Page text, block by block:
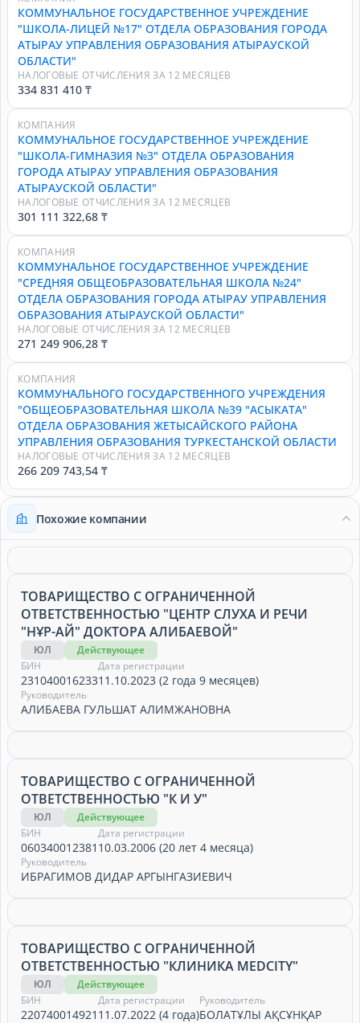
КОММУНАЛЬНОЕ ГОСУДАРСТВЕННОЕ УЧРЕЖДЕНИЕ
"ШКОЛА-ЛИЦЕЙ №17" ОТДЕЛА ОБРАЗОВАНИЯ ГОРОДА
АТЫРАУ УПРАВЛЕНИЯ ОБРАЗОВАНИЯ АТЫРАУСКОЙ
ОБЛАСТИ"
НАЛОГОВЫЕ ОТЧИСЛЕНИЯ ЗА 12 МЕСЯЦЕВ
334 831 410 ₸
КОМПАНИЯ
КОММУНАЛЬНОЕ ГОСУДАРСТВЕННОЕ УЧРЕЖДЕНИЕ
"ШКОЛА-ГИМНАЗИЯ №3" ОТДЕЛА ОБРАЗОВАНИЯ
ГОРОДА АТЫРАУ УПРАВЛЕНИЯ ОБРАЗОВАНИЯ
АТЫРАУСКОЙ ОБЛАСТИ"
НАЛОГОВЫЕ ОТЧИСЛЕНИЯ ЗА 12 МЕСЯЦЕВ
301 111 322,68 ₸
КОМПАНИЯ
КОММУНАЛЬНОЕ ГОСУДАРСТВЕННОЕ УЧРЕЖДЕНИЕ
"СРЕДНЯЯ ОБЩЕОБРАЗОВАТЕЛЬНАЯ ШКОЛА №24"
ОТДЕЛА ОБРАЗОВАНИЯ ГОРОДА АТЫРАУ УПРАВЛЕНИЯ
ОБРАЗОВАНИЯ АТЫРАУСКОЙ ОБЛАСТИ"
НАЛОГОВЫЕ ОТЧИСЛЕНИЯ ЗА 12 МЕСЯЦЕВ
271 249 906,28 ₸
КОМПАНИЯ
КОММУНАЛЬНОГО ГОСУДАРСТВЕННОГО УЧРЕЖДЕНИЯ
"ОБЩЕОБРАЗОВАТЕЛЬНАЯ ШКОЛА №39 "АСЫКАТА"
ОТДЕЛА ОБРАЗОВАНИЯ ЖЕТЫСАЙСКОГО РАЙОНА
УПРАВЛЕНИЯ ОБРАЗОВАНИЯ ТУРКЕСТАНСКОЙ ОБЛАСТИ
НАЛОГОВЫЕ ОТЧИСЛЕНИЯ ЗА 12 МЕСЯЦЕВ
266 209 743,54 ₸
Похожие компании
ТОВАРИЩЕСТВО С ОГРАНИЧЕННОЙ
ОТВЕТСТВЕННОСТЬЮ "ЦЕНТР СЛУХА И РЕЧИ
"НҰР-АЙ" ДОКТОРА АЛИБАЕВОЙ"
ЮЛ
Действующее
БИН
231040016233
Дата регистрации
11.10.2023 (2 года 9 месяцев)
Руководитель
АЛИБАЕВА ГУЛЬШАТ АЛИМЖАНОВНА
ТОВАРИЩЕСТВО С ОГРАНИЧЕННОЙ
ОТВЕТСТВЕННОСТЬЮ "К И У"
ЮЛ
Действующее
БИН
060340012381
Дата регистрации
10.03.2006 (20 лет 4 месяца)
Руководитель
ИБРАГИМОВ ДИДАР АРГЫНГАЗИЕВИЧ
ТОВАРИЩЕСТВО С ОГРАНИЧЕННОЙ
ОТВЕТСТВЕННОСТЬЮ "КЛИНИКА MEDCITY"
ЮЛ
Действующее
БИН
220740014921
Дата регистрации
11.07.2022 (4 года)
Руководитель
БОЛАТҰЛЫ АҚСҰНҚАР